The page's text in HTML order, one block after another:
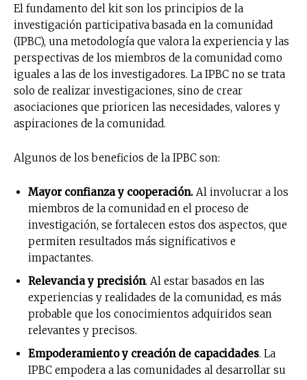
El fundamento del kit son los principios de la
investigación participativa basada en la comunidad
(IPBC), una metodología que valora la experiencia y las
perspectivas de los miembros de la comunidad como
iguales a las de los investigadores. La IPBC no se trata
solo de realizar investigaciones, sino de crear
asociaciones que prioricen las necesidades, valores y
aspiraciones de la comunidad.
Algunos de los beneficios de la IPBC son:
Mayor confianza y cooperación. Al involucrar a los
miembros de la comunidad en el proceso de
investigación, se fortalecen estos dos aspectos, que
permiten resultados más significativos e
impactantes.
Relevancia y precisión. Al estar basados en las
experiencias y realidades de la comunidad, es más
probable que los conocimientos adquiridos sean
relevantes y precisos.
Empoderamiento y creación de capacidades. La
IPBC empodera a las comunidades al desarrollar su